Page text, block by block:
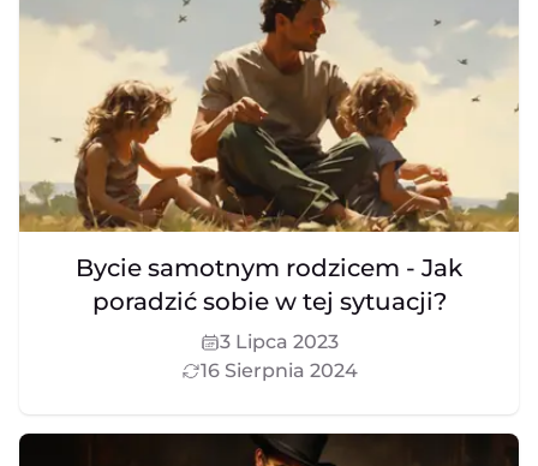
Bycie samotnym rodzicem - Jak
poradzić sobie w tej sytuacji?
3 Lipca 2023
16 Sierpnia 2024